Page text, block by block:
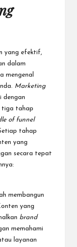
yang efektif,
dalam
mengenal
Marketing
dengan
tiga tahap
of funnel
tahap
yang
secara tepat
membangun
yang
brand
memahami
layanan